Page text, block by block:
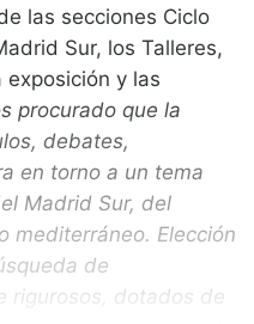
las secciones Ciclo
Sur, los Talleres,
y las
procurado que la
debates,
en torno a un tema
Madrid Sur, del
mediterráneo. Elección
de
rigurosos, dotados de